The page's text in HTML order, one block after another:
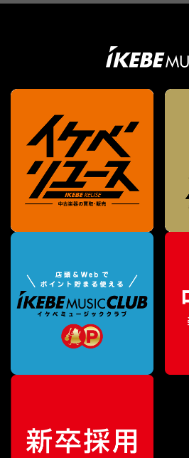
販売価格¥ 4,554（税込）
¥3,564（税込）